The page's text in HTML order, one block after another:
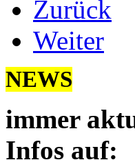
Zurück
Weiter
NEWS
immer
Infos auf: